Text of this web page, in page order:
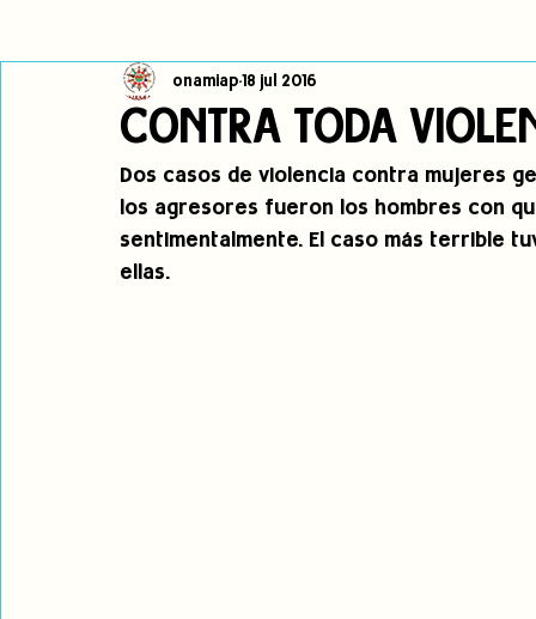
Cambio climático Navegador indígena
Pronunciamientos Observatorio de consulta previa
jóvenes indígenas
CONTRA TODA
onamiap 18 jul 2016
Dos casos de violencia contra mujeres
los agresores fueron los hombres con
sentimentalmente. El caso más terrible
ellas.